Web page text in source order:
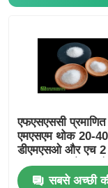
एफएसएससी प्रमाणित
एमएसएम थोक 20-
डीएमएसओ और एच
ऑक्सीकरण और
एमएसएमसबसे अच्छी